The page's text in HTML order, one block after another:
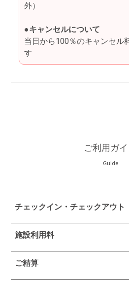
外）
●キャンセルについて
当日から100％のキャンセル
す
ご利用ガ
Guide
チェックイン・チェックアウト
施設利用料
ご精算